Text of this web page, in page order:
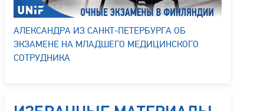
АЛЕКСАНДРА ИЗ САНКТ-ПЕТЕРБУРГА ОБ
ЭКЗАМЕНЕ НА МЛАДШЕГО МЕДИЦИНСКОГО
СОТРУДНИКА